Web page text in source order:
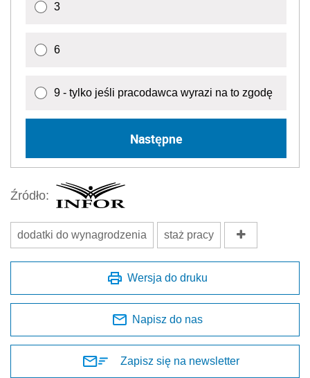
3
6
9 - tylko jeśli pracodawca wyrazi na to zgodę
Następne
Źródło:
dodatki do wynagrodzenia staż pracy
Wersja do druku
Napisz do nas
Zapisz się na newsletter